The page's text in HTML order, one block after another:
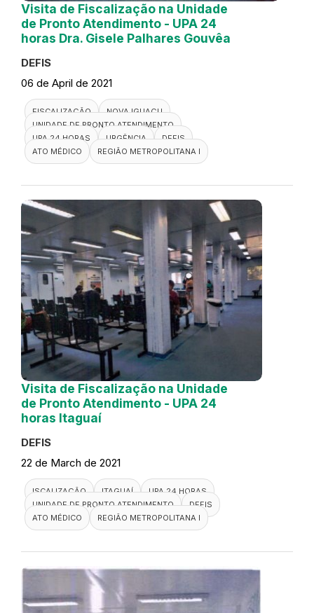
Visita de Fiscalização na Unidade
de Pronto Atendimento - UPA 24
horas Dra. Gisele Palhares Gouvêa
DEFIS
06 de April de 2021
FISCALIZAÇÃO
NOVA IGUAÇU
UNIDADE DE PRONTO ATENDIMENTO
UPA 24 HORAS
URGÊNCIA
DEFIS
ATO MÉDICO
REGIÃO METROPOLITANA I
Visita de Fiscalização na Unidade
de Pronto Atendimento - UPA 24
horas Itaguaí
DEFIS
22 de March de 2021
ISCALIZAÇÃO ITAGUAÍ
UPA 24 HORAS
UNIDADE DE PRONTO ATENDIMENTO
DEFIS
ATO MÉDICO
REGIÃO METROPOLITANA I